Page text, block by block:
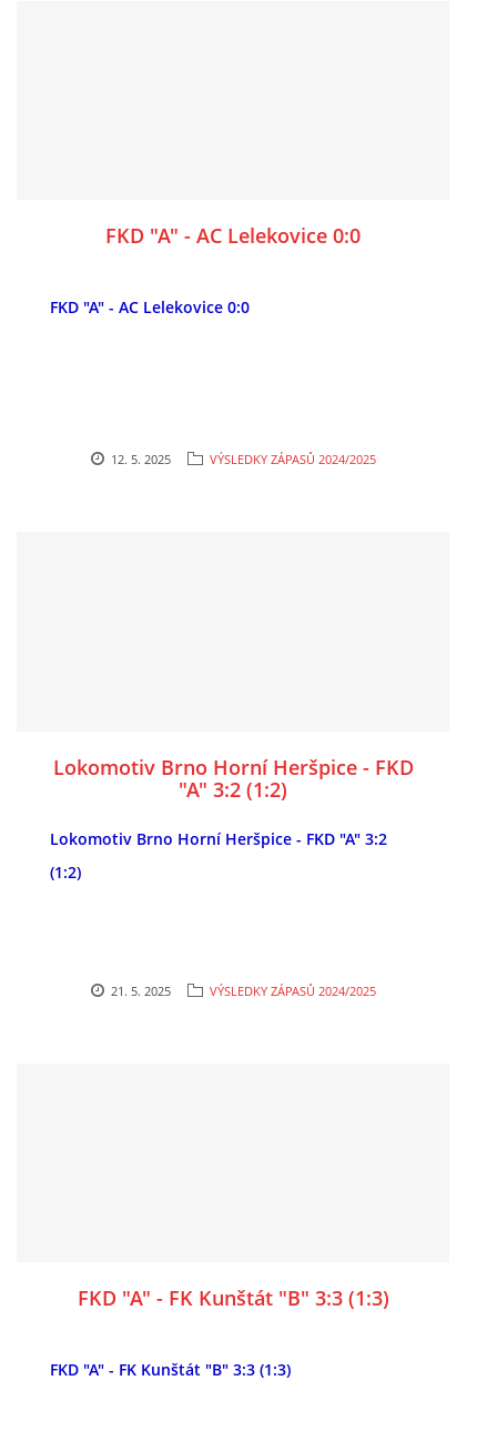
FKD "A" - AC Lelekovice 0:0
FKD "A" - AC Lelekovice 0:0
12. 5. 2025 VÝSLEDKY ZÁPASŮ 2024/2025
Lokomotiv Brno Horní Heršpice - FKD
"A" 3:2 (1:2)
Lokomotiv Brno Horní Heršpice - FKD "A" 3:2
(1:2)
21. 5. 2025 VÝSLEDKY ZÁPASŮ 2024/2025
FKD "A" - FK Kunštát "B" 3:3 (1:3)
FKD "A" - FK Kunštát "B" 3:3 (1:3)